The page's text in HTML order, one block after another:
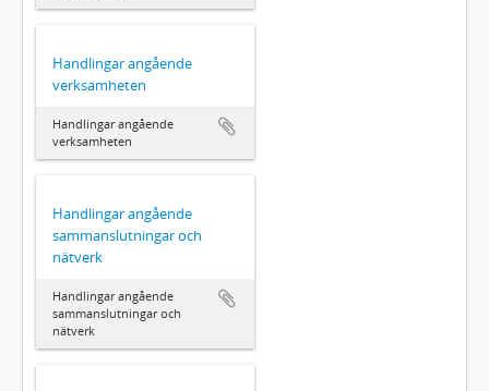
Handlingar angående
verksamheten
Handlingar angående
verksamheten
Handlingar angående
sammanslutningar och
nätverk
Handlingar angående
sammanslutningar och
nätverk